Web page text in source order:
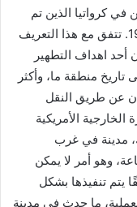
كرواتيا الذين تم
طردهم بعد اتفاقيات دايتون في نوفمبر 1995. تتفق مع هذا التعريف
أحد اهداف التطهير
منطقة ما، وأكثر
عن طريق النقل
الأمريكية
مايو 1999 في بيك، مدينة في غرب
حيث تم إفراغها في غضون 24 ساعة، وهو أمر لا يمكن
يتم تنفيذها بشكل
ما حدث في مدينة